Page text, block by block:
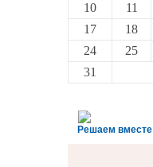
10
11
17
18
24
25
31
Решаем вместе